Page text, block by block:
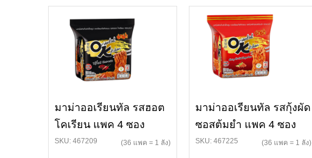
มาม่าออเรียนทัล รสฮอต
โคเรียน แพค 4 ซอง
SKU: 467209 (36 แพค = 1 ลัง)
มาม่าออเรียนทัล รสกุ้งผัด
ซอสต้มยำ แพค 4 ซอง
SKU: 467225 (36 แพค = 1 ลัง)